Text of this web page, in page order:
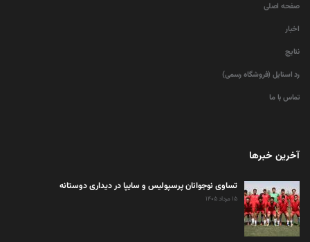
صفحه اصلی
اخبار
نتایج
رد استایل (فروشگاه رسمی)
تماس با ما
آخرین خبرها
تساوی نوجوانان پرسپولیس و سایپا در دیداری دوستانه
۱۵ مرداد ۱۴۰۵